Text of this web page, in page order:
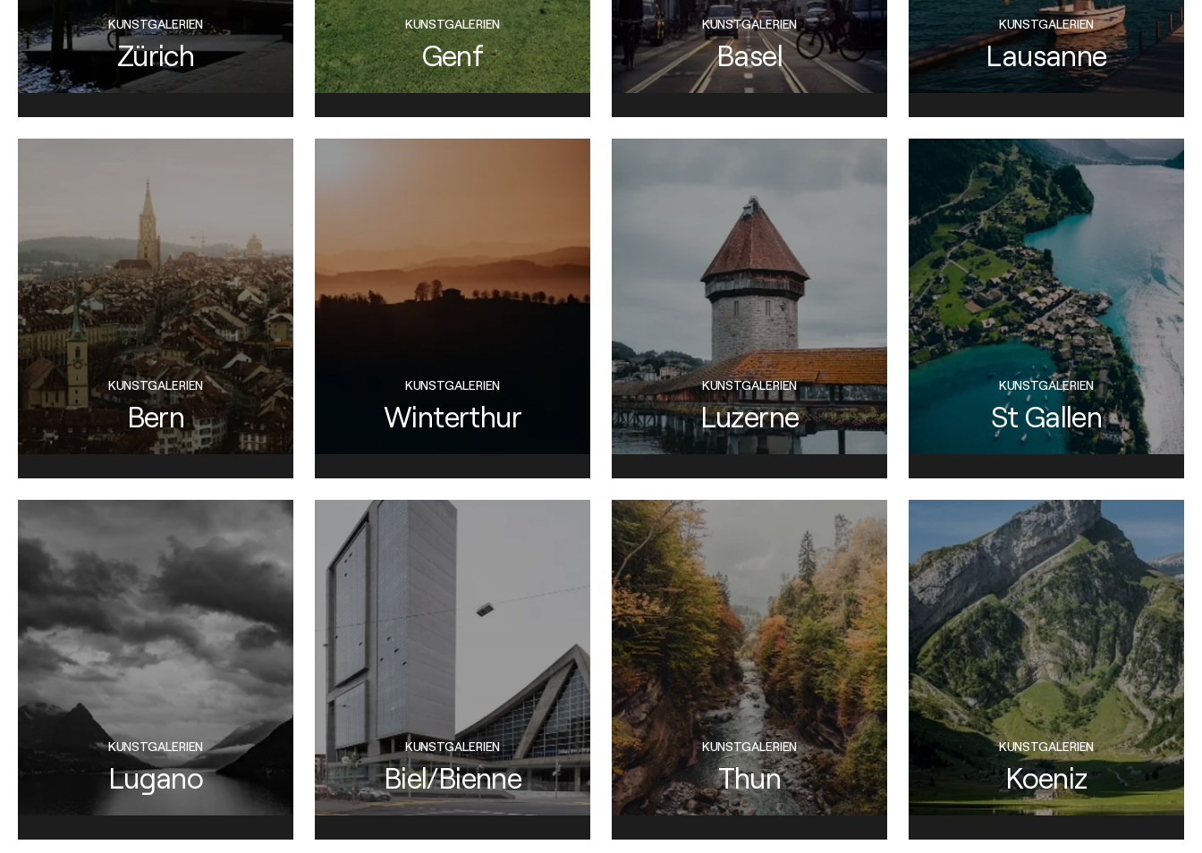
Zürich
KUNSTGALERIEN
Genf
KUNSTGALERIEN
Basel
KUNSTGALERIEN
Lausanne
KUNSTGALERIEN
Bern
KUNSTGALERIEN
Winterthur
KUNSTGALERIEN
Luzerne
KUNSTGALERIEN
St Gallen
KUNSTGALERIEN
Lugano
KUNSTGALERIEN
Biel/Bienne
KUNSTGALERIEN
Thun
KUNSTGALERIEN
Koeniz
KUNSTGALERIEN